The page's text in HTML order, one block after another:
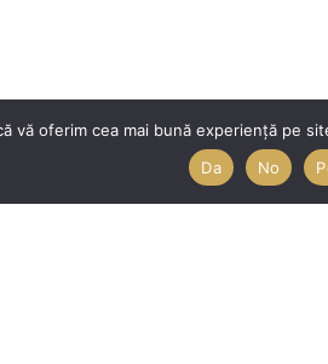
vă oferim cea mai bună experiență pe
Da
No